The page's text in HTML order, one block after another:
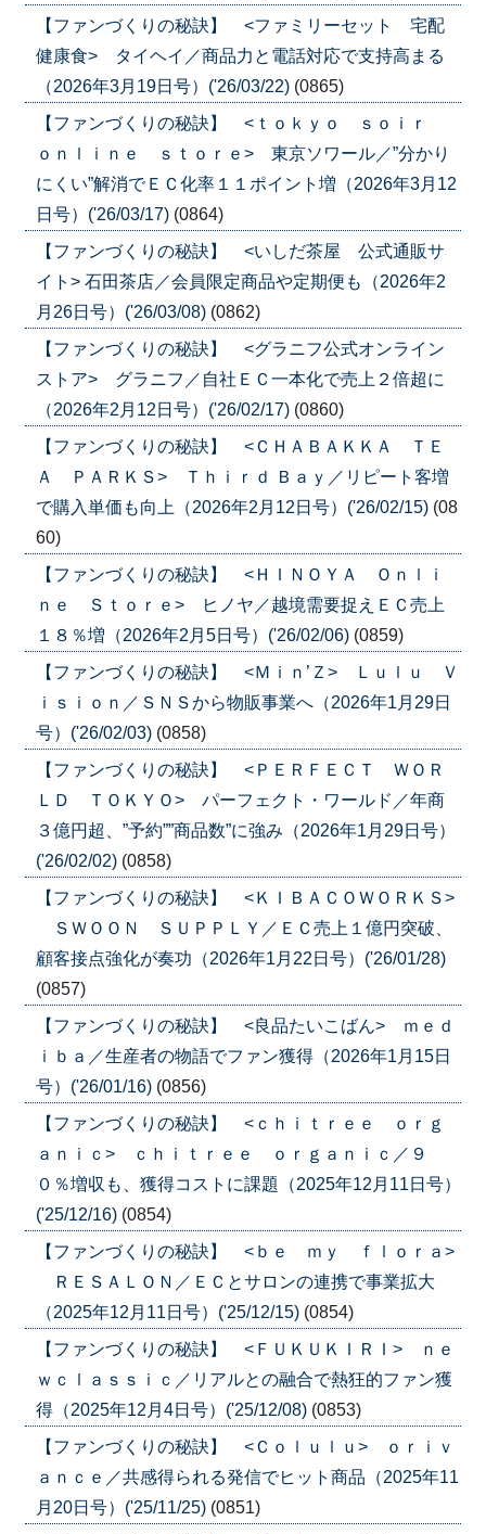
【ファンづくりの秘訣】 <ファミリーセット 宅配
健康食> タイヘイ／商品力と電話対応で支持高まる
（2026年3月19日号）('26/03/22) (0865)
【ファンづくりの秘訣】 <ｔｏｋｙｏ ｓｏｉｒ
ｏｎｌｉｎｅ ｓｔｏｒｅ> 東京ソワール／”分かり
にくい”解消でＥＣ化率１１ポイント増（2026年3月12
日号）('26/03/17) (0864)
【ファンづくりの秘訣】 <いしだ茶屋 公式通販サ
イト> 石田茶店／会員限定商品や定期便も（2026年2
月26日号）('26/03/08) (0862)
【ファンづくりの秘訣】 <グラニフ公式オンライン
ストア> グラニフ／自社ＥＣ一本化で売上２倍超に
（2026年2月12日号）('26/02/17) (0860)
【ファンづくりの秘訣】 <ＣＨＡＢＡＫＫＡ ＴＥ
Ａ ＰＡＲＫＳ> Ｔｈｉｒｄ Ｂａｙ／リピート客増
で購入単価も向上（2026年2月12日号）('26/02/15) (08
60)
【ファンづくりの秘訣】 <ＨＩＮＯＹＡ Ｏｎｌｉ
ｎｅ Ｓｔｏｒｅ> ヒノヤ／越境需要捉えＥＣ売上
１８％増（2026年2月5日号）('26/02/06) (0859)
【ファンづくりの秘訣】 <Ｍｉｎ’Ｚ> Ｌｕｌｕ Ｖ
ｉｓｉｏｎ／ＳＮＳから物販事業へ（2026年1月29日
号）('26/02/03) (0858)
【ファンづくりの秘訣】 <ＰＥＲＦＥＣＴ ＷＯＲ
ＬＤ ＴＯＫＹＯ> パーフェクト・ワールド／年商
３億円超、”予約””商品数”に強み（2026年1月29日号）
('26/02/02) (0858)
【ファンづくりの秘訣】 <ＫＩＢＡＣＯＷＯＲＫＳ>
ＳＷＯＯＮ ＳＵＰＰＬＹ／ＥＣ売上１億円突破、
顧客接点強化が奏功（2026年1月22日号）('26/01/28)
(0857)
【ファンづくりの秘訣】 <良品たいこばん> ｍｅｄ
ｉｂａ／生産者の物語でファン獲得（2026年1月15日
号）('26/01/16) (0856)
【ファンづくりの秘訣】 <ｃｈｉｔｒｅｅ ｏｒｇ
ａｎｉｃ> ｃｈｉｔｒｅｅ ｏｒｇａｎｉｃ／９
０％増収も、獲得コストに課題（2025年12月11日号）
('25/12/16) (0854)
【ファンづくりの秘訣】 <ｂｅ ｍｙ ｆｌｏｒａ>
ＲＥＳＡＬＯＮ／ＥＣとサロンの連携で事業拡大
（2025年12月11日号）('25/12/15) (0854)
【ファンづくりの秘訣】 <ＦＵＫＵＫＩＲＩ> ｎｅ
ｗｃｌａｓｓｉｃ／リアルとの融合で熱狂的ファン獲
得（2025年12月4日号）('25/12/08) (0853)
【ファンづくりの秘訣】 <Ｃｏｌｕｌｕ> ｏｒｉｖ
ａｎｃｅ／共感得られる発信でヒット商品（2025年11
月20日号）('25/11/25) (0851)